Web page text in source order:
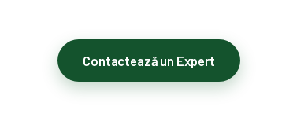
Contactează un Expert